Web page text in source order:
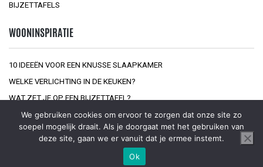
BIJZETTAFELS
WOONINSPIRATIE
10 IDEEËN VOOR EEN KNUSSE SLAAPKAMER
WELKE VERLICHTING IN DE KEUKEN?
WAT ZET JE OP EEN BIJZETTAFEL?
Interior at Home
We gebruiken cookies om ervoor te zorgen dat onze site zo
soepel mogelijk draait. Als je doorgaat met het gebruiken van
deze site, gaan we er vanuit dat je ermee instemt.
Ok